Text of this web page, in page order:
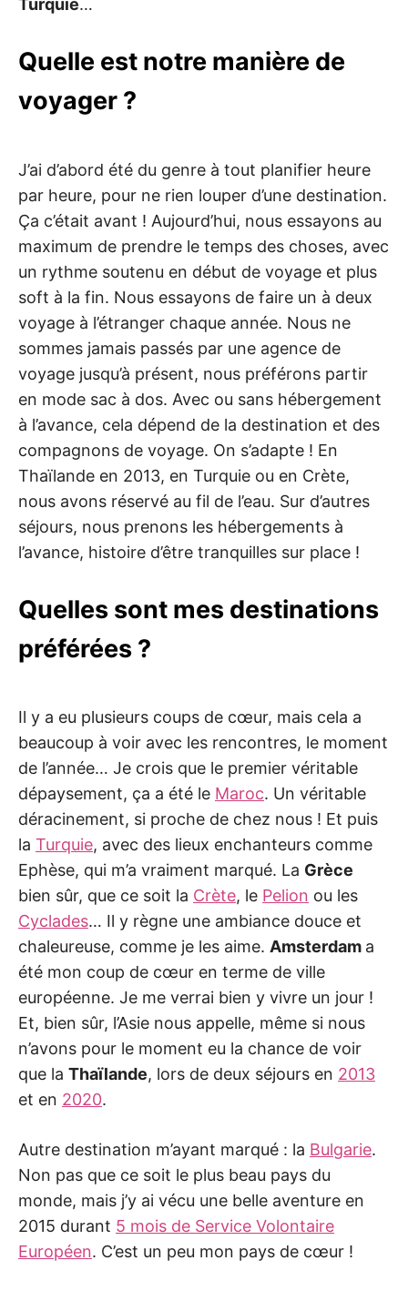
Turquie…
Quelle est notre manière de
voyager ?
J’ai d’abord été du genre à tout planifier heure
par heure, pour ne rien louper d’une destination.
Ça c’était avant ! Aujourd’hui, nous essayons au
maximum de prendre le temps des choses, avec
un rythme soutenu en début de voyage et plus
soft à la fin. Nous essayons de faire un à deux
voyage à l’étranger chaque année. Nous ne
sommes jamais passés par une agence de
voyage jusqu’à présent, nous préférons partir
en mode sac à dos. Avec ou sans hébergement
à l’avance, cela dépend de la destination et des
compagnons de voyage. On s’adapte ! En
Thaïlande en 2013, en Turquie ou en Crète,
nous avons réservé au fil de l’eau. Sur d’autres
séjours, nous prenons les hébergements à
l’avance, histoire d’être tranquilles sur place !
Quelles sont mes destinations
préférées ?
Il y a eu plusieurs coups de cœur, mais cela a
beaucoup à voir avec les rencontres, le moment
de l’année… Je crois que le premier véritable
dépaysement, ça a été le Maroc. Un véritable
déracinement, si proche de chez nous ! Et puis
la Turquie, avec des lieux enchanteurs comme
Ephèse, qui m’a vraiment marqué. La Grèce
bien sûr, que ce soit la Crète, le Pelion ou les
Cyclades… Il y règne une ambiance douce et
chaleureuse, comme je les aime. Amsterdam a
été mon coup de cœur en terme de ville
européenne. Je me verrai bien y vivre un jour !
Et, bien sûr, l’Asie nous appelle, même si nous
n’avons pour le moment eu la chance de voir
que la Thaïlande, lors de deux séjours en 2013
et en 2020.
Autre destination m’ayant marqué : la Bulgarie.
Non pas que ce soit le plus beau pays du
monde, mais j’y ai vécu une belle aventure en
2015 durant 5 mois de Service Volontaire
Européen. C’est un peu mon pays de cœur !